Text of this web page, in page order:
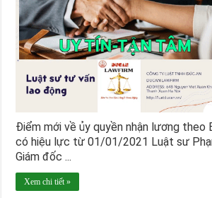
Điểm mới về ủy quyền nhận lương theo
có hiệu lực từ 01/01/2021 Luật sư
Giám đốc ...
Xem chi tiết »